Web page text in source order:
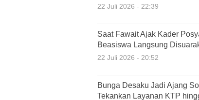
22 Juli 2026 - 22:39
Saat Fawait Ajak Kader
Beasiswa Langsung
22 Juli 2026 - 20:52
Bunga Desaku Jadi Ajang
Tekankan Layanan KTP